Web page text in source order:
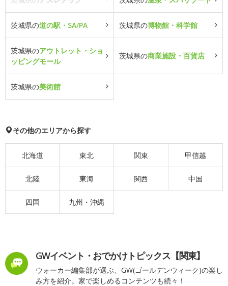
茨城県の道の駅・SA/PA 茨城県の博物館・科学館
茨城県のアウトレット・ショ
ッピングモール
茨城県の商業施設・百貨店
茨城県の美術館
その他のエリアから探す
北海道 東北 関東 甲信越
北陸 東海 関西 中国
四国 九州・沖縄
GWイベント・おでかけトピックス【関東】
ウォーカー編集部が選ぶ、GW(ゴールデンウィーク)の楽し
み方を紹介。家で楽しめるコンテンツも続々！